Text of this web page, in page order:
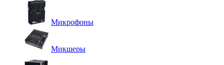
Микрофоны
Микшеры